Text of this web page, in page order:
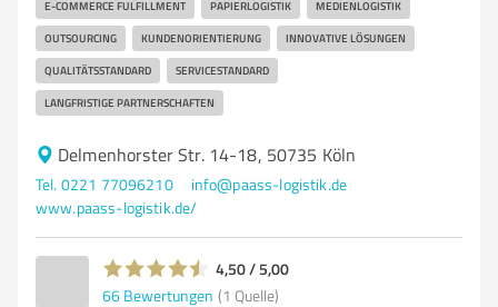
E-COMMERCE FULFILLMENT PAPIERLOGISTIK MEDIENLOGISTIK
OUTSOURCING KUNDENORIENTIERUNG INNOVATIVE LÖSUNGEN
QUALITÄTSSTANDARD SERVICESTANDARD
LANGFRISTIGE PARTNERSCHAFTEN
Delmenhorster Str. 14-18, 50735 Köln
Tel. 0221 77096210
info@paass-logistik.de
www.paass-logistik.de/
4,50 / 5,00
66 Bewertungen (1 Quelle)